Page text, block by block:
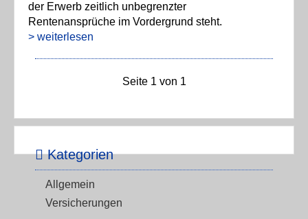
der Erwerb zeitlich unbegrenzter
Rentenansprüche im Vordergrund steht.
> weiterlesen
Seite 1 von 1
Kategorien
Allgemein
Versicherungen